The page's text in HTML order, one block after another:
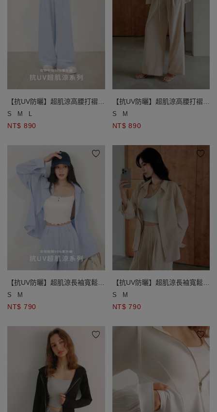
【抗UV防曬】超肌涼高腰打褶休
閒寬褲
S M L
NT$ 890
【抗UV防曬】超肌涼高腰打褶休
閒寬褲
S M
NT$ 890
【抗UV防曬】超肌涼長袖寬鬆襯
衫
S M
NT$ 790
【抗UV防曬】超肌涼長袖寬鬆襯
衫
S M
NT$ 790